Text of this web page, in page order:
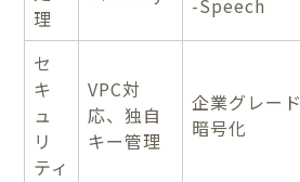
理
-Speech
セ
キ
ュ
リ
ティ
VPC対
応、独自
キー管理
企業グレード
暗号化